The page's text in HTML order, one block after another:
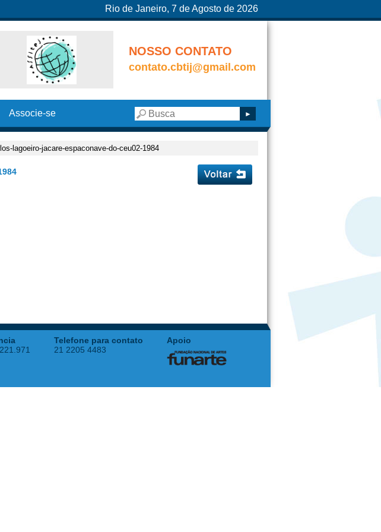
Rio de Janeiro, 7 de Agosto de 2026
NOSSO CONTATO
contato.cbtij@gmail.com
Associe-se
lagoeiro-jacare-espaconave-do-ceu02-1984
Telefone para contato
21 2205 4483
Apoio